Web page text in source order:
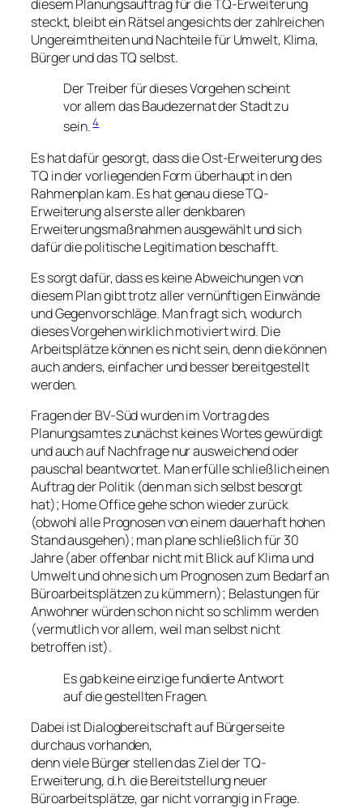
diesem Planungsauftrag für die TQ-Erweiterung
steckt, bleibt ein Rätsel angesichts der zahlreichen
Ungereimtheiten und Nachteile für Umwelt, Klima,
Bürger und das TQ selbst.
Der Treiber für dieses Vorgehen scheint
vor allem das Baudezernat der Stadt zu
sein.4
Es hat dafür gesorgt, dass die Ost-Erweiterung des
TQ in der vorliegenden Form überhaupt in den
Rahmenplan kam. Es hat genau diese TQ-
Erweiterung als erste aller denkbaren
Erweiterungsmaßnahmen ausgewählt und sich
dafür die politische Legitimation beschafft.
Es sorgt dafür, dass es keine Abweichungen von
diesem Plan gibt trotz aller vernünftigen Einwände
und Gegenvorschläge. Man fragt sich, wodurch
dieses Vorgehen wirklich motiviert wird. Die
Arbeitsplätze können es nicht sein, denn die können
auch anders, einfacher und besser bereitgestellt
werden.
Fragen der BV-Süd wurden im Vortrag des
Planungsamtes zunächst keines Wortes gewürdigt
und auch auf Nachfrage nur ausweichend oder
pauschal beantwortet. Man erfülle schließlich einen
Auftrag der Politik (den man sich selbst besorgt
hat); Home Office gehe schon wieder zurück
(obwohl alle Prognosen von einem dauerhaft hohen
Stand ausgehen); man plane schließlich für 30
Jahre (aber offenbar nicht mit Blick auf Klima und
Umwelt und ohne sich um Prognosen zum Bedarf an
Büroarbeitsplätzen zu kümmern); Belastungen für
Anwohner würden schon nicht so schlimm werden
(vermutlich vor allem, weil man selbst nicht
betroffen ist).
Es gab keine einzige fundierte Antwort
auf die gestellten Fragen.
Dabei ist Dialogbereitschaft auf Bürgerseite
durchaus vorhanden,
denn viele Bürger stellen das Ziel der TQ-
Erweiterung, d.h. die Bereitstellung neuer
Büroarbeitsplätze, gar nicht vorrangig in Frage.